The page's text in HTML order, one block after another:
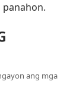
ang mga